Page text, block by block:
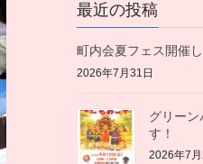
最近の投稿
町内会夏フェス開催
2026年7月31日
グリーン
す！
2026年7月